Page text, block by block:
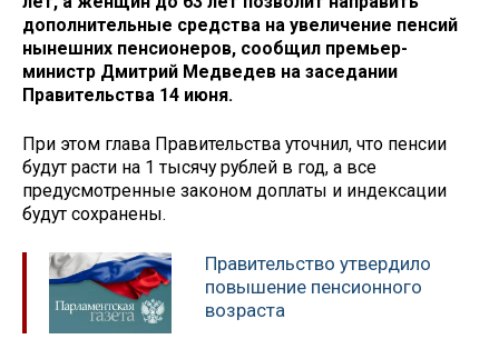
дополнительные средства на увеличение пенсий
нынешних пенсионеров, сообщил премьер-
министр Дмитрий Медведев на заседании
Правительства 14 июня.
При этом глава Правительства уточнил, что пенсии
будут расти на 1 тысячу рублей в год, а все
предусмотренные законом доплаты и индексации
будут сохранены.
Правительство утвердило
повышение пенсионного
возраста